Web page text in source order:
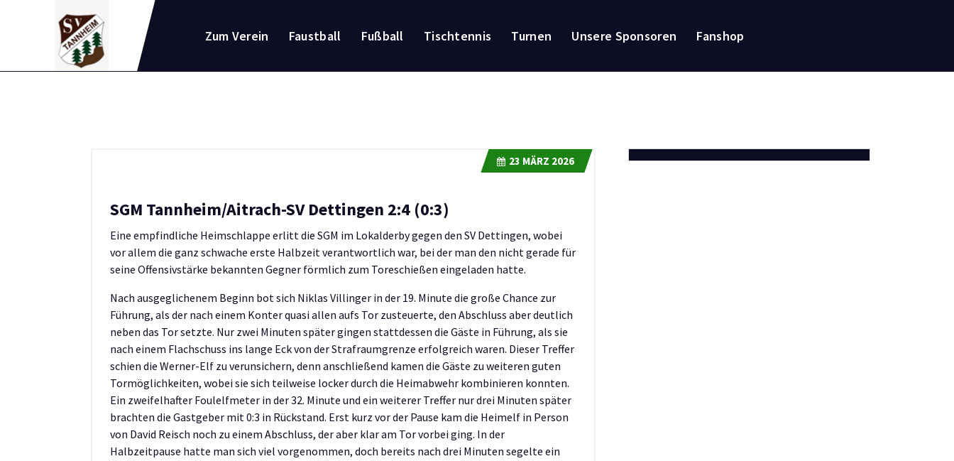
Zum Verein Faustball Fußball Tischtennis Turnen Unsere Sponsoren Fanshop
SGM Tannheim/Aitrach-SV Dettingen 2:4 (0:3)
Eine empfindliche Heimschlappe erlitt die SGM im Lokalderby gegen den SV Dettingen, wobei
vor allem die ganz schwache erste Halbzeit verantwortlich war, bei der man den nicht gerade für
seine Offensivstärke bekannten Gegner förmlich zum Toreschießen eingeladen hatte.
Nach ausgeglichenem Beginn bot sich Niklas Villinger in der 19. Minute die große Chance zur
Führung, als der nach einem Konter quasi allen aufs Tor zusteuerte, den Abschluss aber deutlich
neben das Tor setzte. Nur zwei Minuten später gingen stattdessen die Gäste in Führung, als sie
nach einem Flachschuss ins lange Eck von der Strafraumgrenze erfolgreich waren. Dieser Treffer
schien die Werner-Elf zu verunsichern, denn anschließend kamen die Gäste zu weiteren guten
Tormöglichkeiten, wobei sie sich teilweise locker durch die Heimabwehr kombinieren konnten.
Ein zweifelhafter Foulelfmeter in der 32. Minute und ein weiterer Treffer nur drei Minuten später
brachten die Gastgeber mit 0:3 in Rückstand. Erst kurz vor der Pause kam die Heimelf in Person
von David Reisch noch zu einem Abschluss, der aber klar am Tor vorbei ging. In der
Halbzeitpause hatte man sich viel vorgenommen, doch bereits nach drei Minuten segelte ein
23 MÄRZ 2026